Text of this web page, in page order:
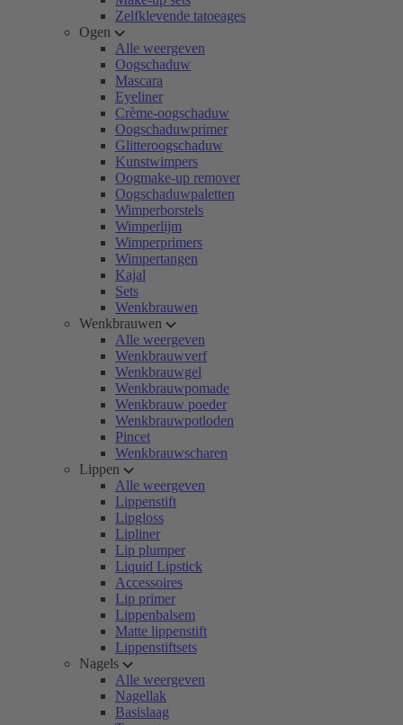
Zelfklevende tatoeages
Ogen
Alle weergeven
Oogschaduw
Mascara
Eyeliner
Crème-oogschaduw
Oogschaduwprimer
Glitteroogschaduw
Kunstwimpers
Oogmake-up remover
Oogschaduwpaletten
Wimperborstels
Wimperlijm
Wimperprimers
Wimpertangen
Kajal
Sets
Wenkbrauwen
Wenkbrauwen
Alle weergeven
Wenkbrauwverf
Wenkbrauwgel
Wenkbrauwpomade
Wenkbrauw poeder
Wenkbrauwpotloden
Pincet
Wenkbrauwscharen
Lippen
Alle weergeven
Lippenstift
Lipgloss
Lipliner
Lip plumper
Liquid Lipstick
Accessoires
Lip primer
Lippenbalsem
Matte lippenstift
Lippenstiftsets
Nagels
Alle weergeven
Nagellak
Basislaag